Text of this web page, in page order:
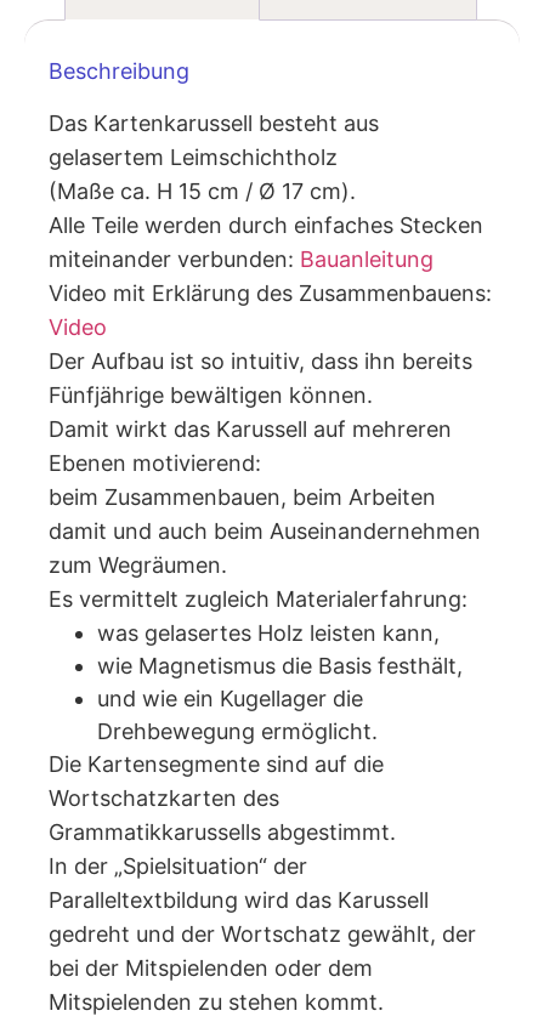
Beschreibung
Das Kartenkarussell besteht aus
gelasertem Leimschichtholz
(Maße ca. H 15 cm / Ø 17 cm).
Alle Teile werden durch einfaches Stecken
miteinander verbunden: Bauanleitung
Video mit Erklärung des Zusammenbauens:
Video
Der Aufbau ist so intuitiv, dass ihn bereits
Fünfjährige bewältigen können.
Damit wirkt das Karussell auf mehreren
Ebenen motivierend:
beim Zusammenbauen, beim Arbeiten
damit und auch beim Auseinandernehmen
zum Wegräumen.
Es vermittelt zugleich Materialerfahrung:
was gelasertes Holz leisten kann,
wie Magnetismus die Basis festhält,
und wie ein Kugellager die
Drehbewegung ermöglicht.
Die Kartensegmente sind auf die
Wortschatzkarten des
Grammatikkarussells abgestimmt.
In der „Spielsituation“ der
Paralleltextbildung wird das Karussell
gedreht und der Wortschatz gewählt, der
bei der Mitspielenden oder dem
Mitspielenden zu stehen kommt.